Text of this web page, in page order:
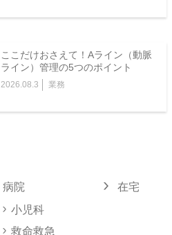
ここだけおさえて！Aライン（動脈
ライン）管理の5つのポイント
2026.08.3 業務
病院
小児科
救命救急
在宅